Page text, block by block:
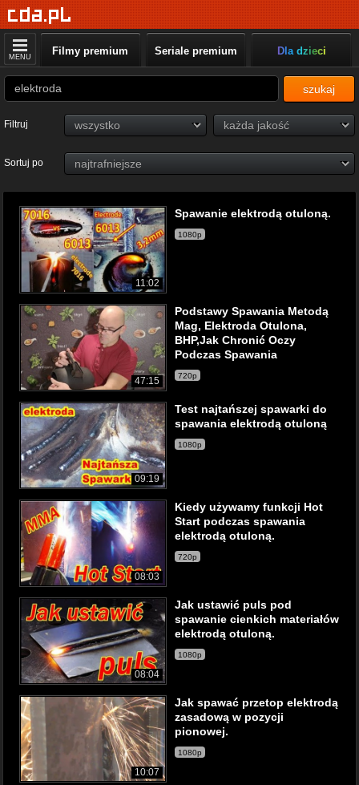
MENU Filmy premium Seriale premium Dla dzieci
szukaj
Filtruj
Sortuj po
11:02
Spawanie elektrodą otuloną.
1080p
47:15
Podstawy Spawania Metodą
Mag, Elektroda Otulona,
BHP,Jak Chronić Oczy
Podczas Spawania
720p
09:19
Test najtańszej spawarki do
spawania elektrodą otuloną
1080p
08:03
Kiedy używamy funkcji Hot
Start podczas spawania
elektrodą otuloną.
720p
08:04
Jak ustawić puls pod
spawanie cienkich materiałów
elektrodą otuloną.
1080p
10:07
Jak spawać przetop elektrodą
zasadową w pozycji
pionowej.
1080p